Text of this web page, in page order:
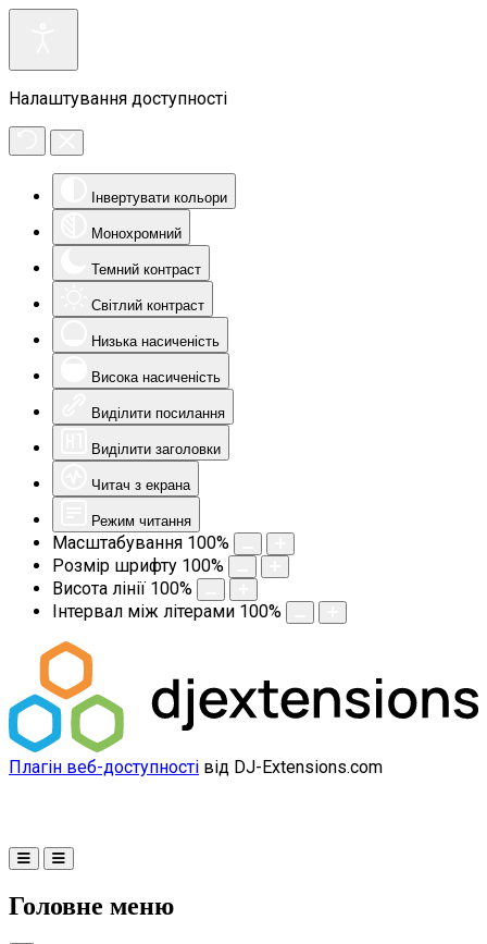
Налаштування доступності
Інвертувати кольори
Монохромний
Темний контраст
Світлий контраст
Низька насиченість
Висока насиченість
Виділити посилання
Виділити заголовки
Читач з екрана
Режим читання
Масштабування 100%
Розмір шрифту 100%
Висота лінії 100%
Інтервал між літерами 100%
Плагін веб-доступності від DJ-Extensions.com
Головне меню